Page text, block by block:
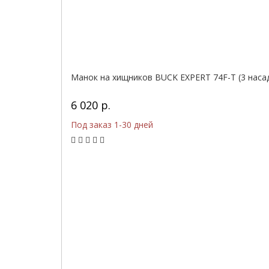
Манок на хищников BUCK EXPERT 74F-T (3
6 020 р.
Под заказ 1-30 дней